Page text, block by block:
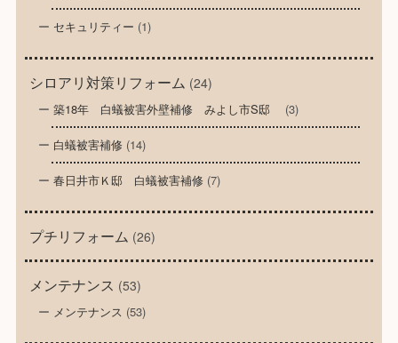
セキュリティー (1)
シロアリ対策リフォーム (24)
築18年 白蟻被害外壁補修 みよし市S邸 (3)
白蟻被害補修(14)
春日井市Ｋ邸 白蟻被害補修(7)
プチリフォーム (26)
メンテナンス (53)
メンテナンス (53)